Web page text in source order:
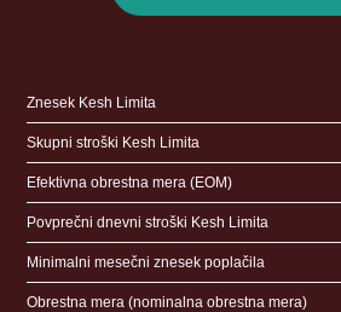
Znesek Kesh Limita
Skupni stroški Kesh Limita
Efektivna obrestna mera (EOM)
Povprečni dnevni stroški Kesh Limita
Minimalni mesečni znesek poplačila
Obrestna mera (nominalna obrestna mera)